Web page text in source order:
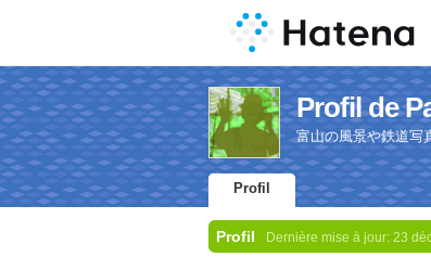
Profil de
富山の風景や鉄道写
Profil
Profil Dernière mise à jour: 23